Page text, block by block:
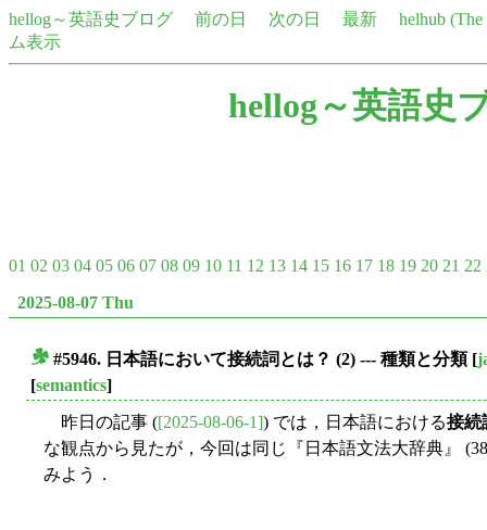
hellog～英語史ブログ 前の日 次の日 最新
helhub
ム表示
hellog～英語史
01 02 03 04 05 06 07 08 09 10 11 12 13 14 15 16 17 18 19 20 21 22
2025-08-07 Thu
#5946. 日本語において接続詞とは？ (2) --- 種類と分類[
[semantics]
昨日の記事 ([2025-08-06-1]) では，日本語における接続
な観点から見たが，今回は同じ『日本語文法大辞典』
みよう．